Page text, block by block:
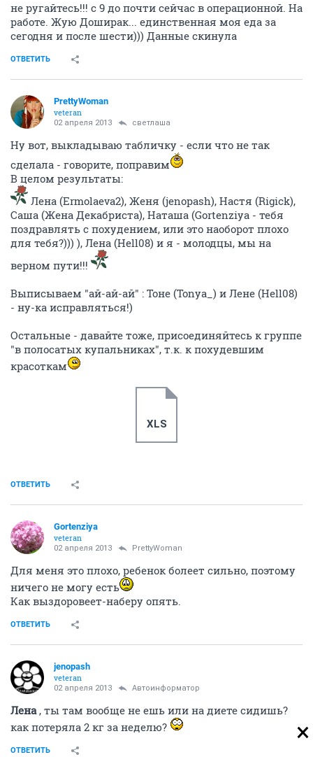
не ругайтесь!!! с 9 до почти сейчас в операционной. На
работе. Жую Доширак... единственная моя еда за
сегодня и после шести))) Данные скинула
ОТВЕТИТЬ
PrettyWoman
veteran
02 апреля 2013 светлаша
Ну вот, выкладываю табличку - если что не так
сделала - говорите, поправим
В целом результаты:
Лена (Ermolaeva2), Женя (jenopash), Настя (Rigick),
Саша (Жена Декабриста), Наташа (Gortenziya - тебя
поздравлять с похудением, или это наоборот плохо
для тебя?))) ), Лена (Hell08) и я - молодцы, мы на
верном пути!!!
Выписываем "ай-ай-ай" : Тоне (Tonya_) и Лене (Hell08)
- ну-ка исправляться!)
Остальные - давайте тоже, присоединяйтесь к группе
"в полосатых купальниках", т.к. к похудевшим
красоткам
XLS
ОТВЕТИТЬ
Gortenziya
veteran
02 апреля 2013 PrettyWoman
Для меня это плохо, ребенок болеет сильно, поэтому
ничего не могу есть
Как выздоровеет-наберу опять.
ОТВЕТИТЬ
jenopash
veteran
02 апреля 2013 Автоинформатор
Лена, ты там вообще не ешь или на диете сидишь?
как потеряла 2 кг за неделю?
ОТВЕТИТЬ